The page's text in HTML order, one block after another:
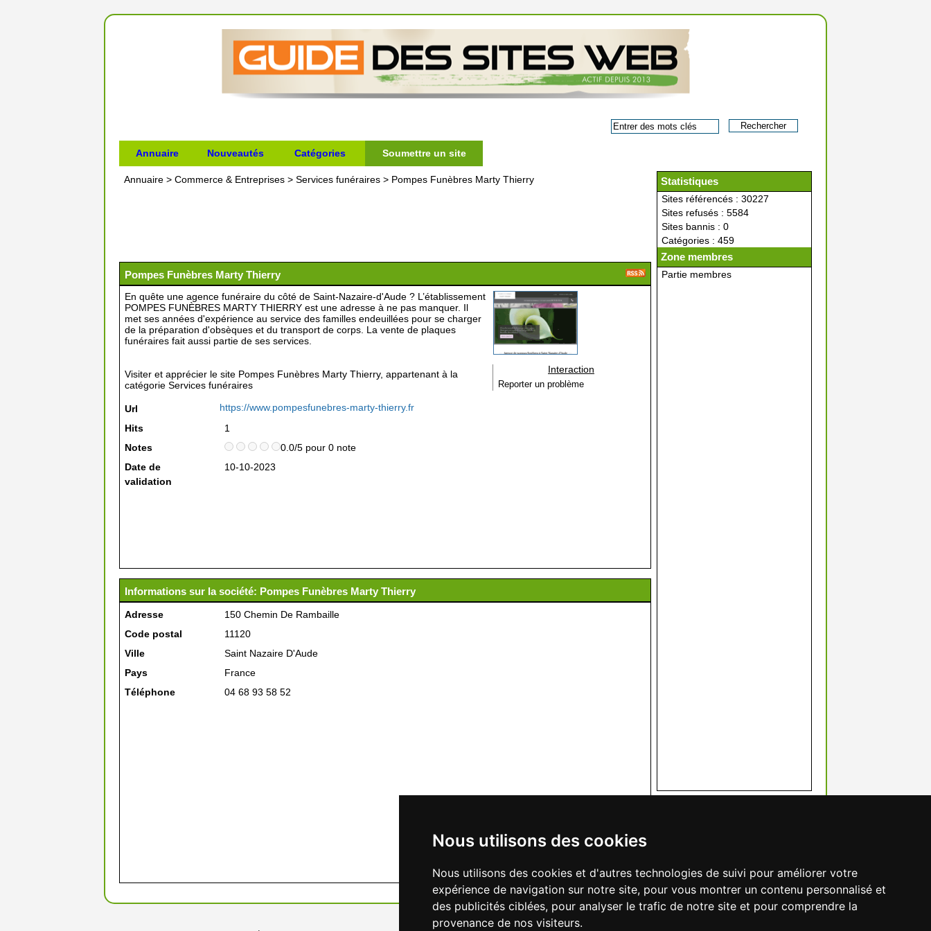
Nous utilisons des cookies
Nous utilisons des cookies et d'autres technologies de suivi pour améliorer votre
expérience de navigation sur notre site, pour vous montrer un contenu personnalisé et
des publicités ciblées, pour analyser le trafic de notre site et pour comprendre la
provenance de nos visiteurs.
Annuaire Nouveautés Catégories Soumettre un site
Statistiques
Sites référencés : 30227
Sites refusés : 5584
Sites bannis : 0
Catégories : 459
Zone membres
Partie membres
Annuaire > Commerce & Entreprises > Services funéraires > Pompes Funèbres Marty Thierry
Pompes Funèbres Marty Thierry
En quête une agence funéraire du côté de Saint-Nazaire-d'Aude ? L’établissement
POMPES FUNÈBRES MARTY THIERRY est une adresse à ne pas manquer. Il
met ses années d'expérience au service des familles endeuillées pour se charger
de la préparation d'obsèques et du transport de corps. La vente de plaques
funéraires fait aussi partie de ses services.
Visiter et apprécier le site Pompes Funèbres Marty Thierry, appartenant à la
catégorie Services funéraires
Url
https://www.pompesfunebres-marty-thierry.fr
Hits
1
Notes
0.0/5 pour 0 note
Date de
validation
10-10-2023
Interaction
Reporter un problème
Informations sur la société: Pompes Funèbres Marty Thierry
Adresse
150 Chemin De Rambaille
Code postal
11120
Ville
Saint Nazaire D'Aude
Pays
France
Téléphone
04 68 93 58 52